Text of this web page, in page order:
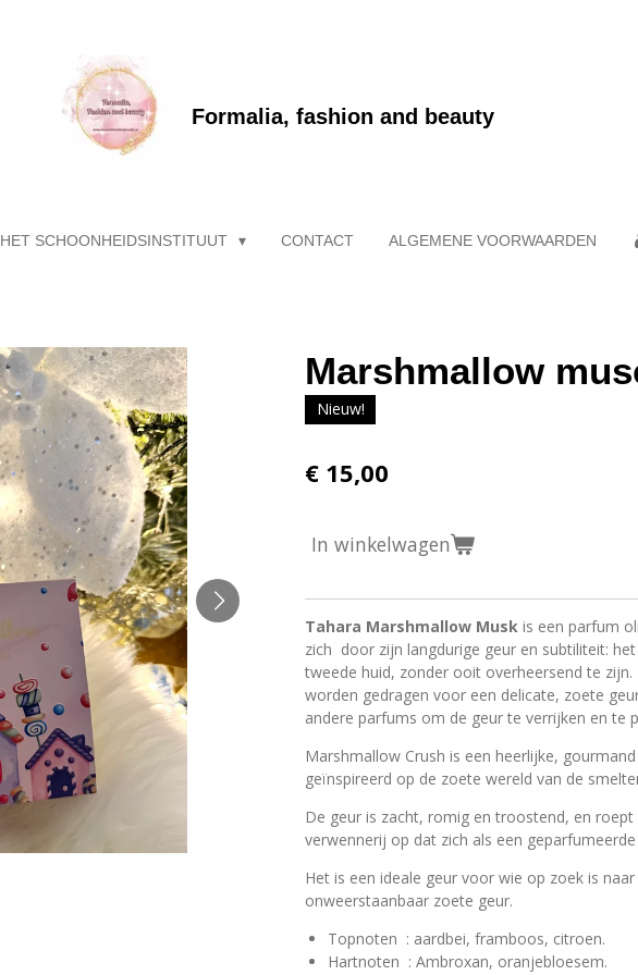
Formalia, fashion and beauty
HET SCHOONHEIDSINSTITUUT CONTACT ALGEMENE VOORWAARDEN
Marshmallow
Nieuw!
€ 15,00
In winkelwagen
Tahara Marshmallow Musk is een parfum
zich door zijn langdurige geur en subtiliteit:
tweede huid, zonder ooit overheersend te
worden gedragen voor een delicate, zoete
andere parfums om de geur te verrijken en te
Marshmallow Crush is een heerlijke,
geïnspireerd op de zoete wereld van de
De geur is zacht, romig en troostend, en roept
verwennerij op dat zich als een
Het is een ideale geur voor wie op zoek is
onweerstaanbaar zoete geur.
Topnoten : aardbei, framboos, citroen.
Hartnoten : Ambroxan, oranjebloesem.